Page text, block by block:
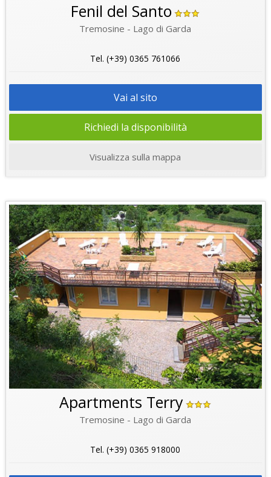
Fenil del Santo
Tremosine - Lago di Garda
Tel. (+39) 0365 761066
Vai al sito
Richiedi la disponibilità
Visualizza sulla mappa
Apartments Terry
Tremosine - Lago di Garda
Tel. (+39) 0365 918000